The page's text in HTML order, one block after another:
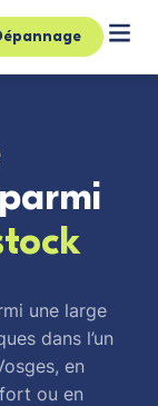
une large
dans l’un
en
ou en